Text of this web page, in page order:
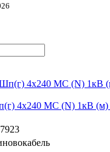
4х240 МС (N) 1кВ (м)